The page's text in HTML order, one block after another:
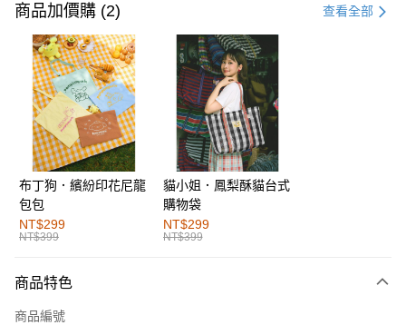
信用卡一次付款
購物金
超商取貨付款
LINE Pay
街口支付
運送方式
全家取貨付款
每筆NT$60，滿NT$1,000(含以上)免運費
付款後全家取貨
商品加價購 (2) 查看全部
布丁狗．繽紛印花尼龍
包包
NT$299
NT$399
貓小姐．鳳梨酥貓台式
購物袋
NT$299
NT$399
商品特色
商品編號